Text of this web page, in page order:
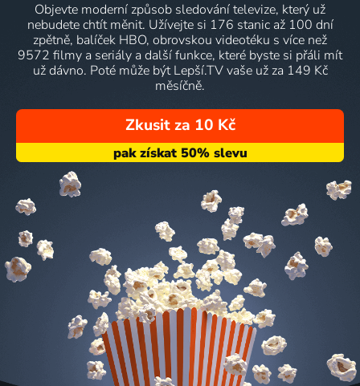
Objevte moderní způsob sledování televize, který už
nebudete chtít měnit. Užívejte si 176 stanic až 100 dní
zpětně, balíček HBO, obrovskou videotéku s více než
9572 filmy a seriály a další funkce, které byste si přáli mít
už dávno. Poté může být Lepší.TV vaše už za 149 Kč
měsíčně.
Zkusit za 10 Kč